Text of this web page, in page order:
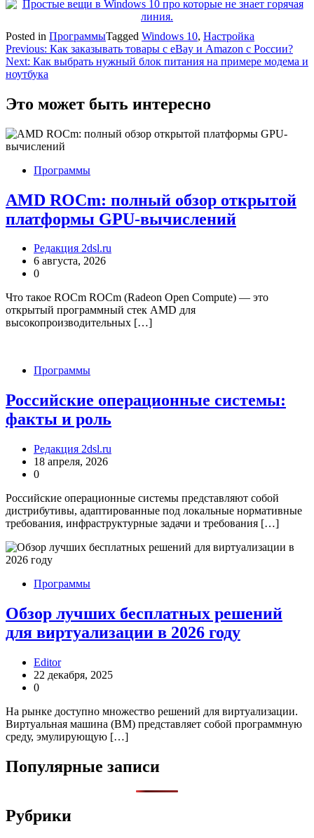
Posted in ПрограммыTagged Windows 10, Настройка
Навигация
по
Previous: Как заказывать товары с eBay и Amazon с России?
Next: Как выбрать нужный блок питания на примере модема и
ноутбука
Это может быть интересно
Программы
AMD ROCm: полный обзор открытой
платформы GPU-вычислений
Редакция 2dsl.ru
6 августа, 2026
0
Что такое ROCm ROCm (Radeon Open Compute) — это
открытый программный стек AMD для
высокопроизводительных […]
Программы
Российские операционные системы:
факты и роль
Редакция 2dsl.ru
18 апреля, 2026
0
Российские операционные системы представляют собой
дистрибутивы, адаптированные под локальные нормативные
требования, инфраструктурные задачи и требования […]
Программы
Обзор лучших бесплатных решений
для виртуализации в 2026 году
Editor
22 декабря, 2025
0
На рынке доступно множество решений для виртуализации.
Виртуальная машина (ВМ) представляет собой программную
среду, эмулирующую […]
Популярные записи
Рубрики